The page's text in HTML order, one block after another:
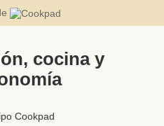
cocina y
Cookpad